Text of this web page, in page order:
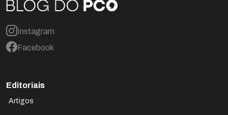
Instagram
Facebook
Editoriais
Artigos